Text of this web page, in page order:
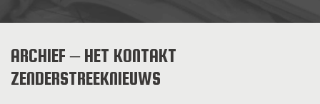
ARCHIEF – HET KONTAKT
ZENDERSTREEKNIEUWS